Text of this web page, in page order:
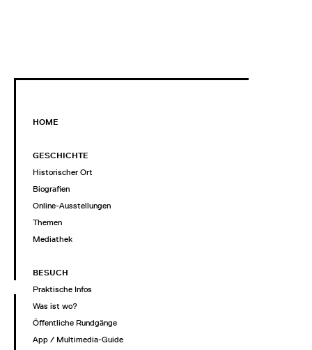
HOME
GESCHICHTE
Historischer Ort
Biografien
Online-Ausstellungen
Themen
Mediathek
BESUCH
Praktische Infos
Was ist wo?
Öffentliche Rundgänge
App / Multimedia-Guide